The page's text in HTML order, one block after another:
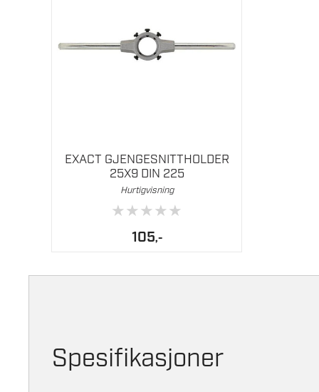
EXACT GJENGESNITTHOLDER
25X9 DIN 225
Hurtigvisning
★★★★★
105,-
Spesifikasjoner